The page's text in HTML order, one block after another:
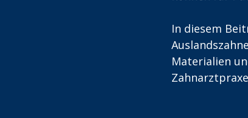
In diesem
Materialien